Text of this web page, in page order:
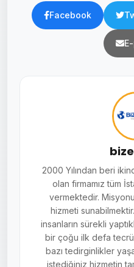
Facebook
2000 Yılından beri
olan firmamız tüm
vermektedir.
hizmeti
insanların sürekli
bir çoğu ilk defa
bazı tedirginlikler
istediğiniz hizmetin